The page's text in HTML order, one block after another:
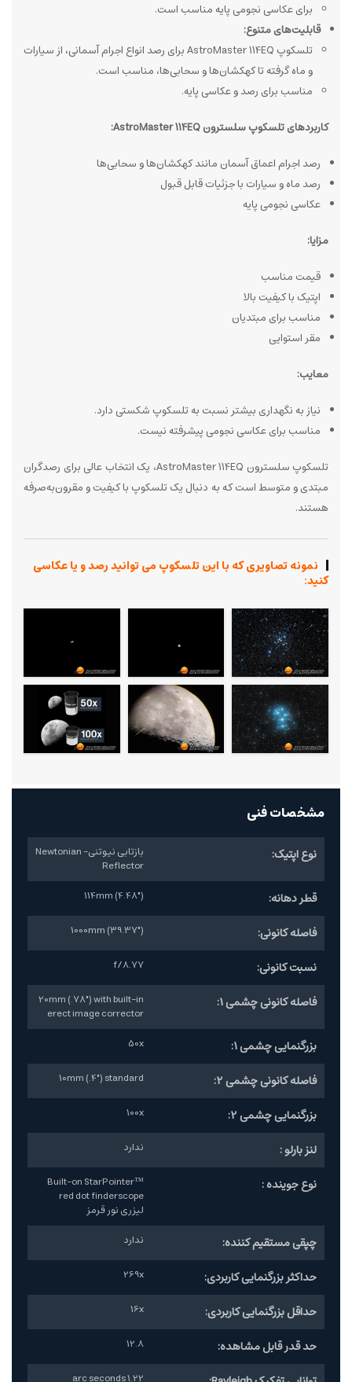
برای عکاسی نجومی پایه مناسب است.
قابلیت‌های متنوع:
تلسکوپ AstroMaster 114EQ برای رصد انواع اجرام آسمانی، از سیارات
و ماه گرفته تا کهکشان‌ها و سحابی‌ها، مناسب است.
مناسب برای رصد و عکاسی پایه.
کاربردهای تلسکوپ سلسترون AstroMaster 114EQ:
رصد اجرام اعماق آسمان مانند کهکشان‌ها و سحابی‌ها
رصد ماه و سیارات با جزئیات قابل قبول
عکاسی نجومی پایه
مزایا:
قیمت مناسب
اپتیک با کیفیت بالا
مناسب برای مبتدیان
مقر استوایی
معایب:
نیاز به نگهداری بیشتر نسبت به تلسکوپ شکستی دارد.
مناسب برای عکاسی نجومی پیشرفته نیست.
تلسکوپ سلسترون AstroMaster 114EQ، یک انتخاب عالی برای رصدگران
مبتدی و متوسط است که به دنبال یک تلسکوپ با کیفیت و مقرون‌به‌صرفه
هستند.
نمونه تصاویری که با این تلسکوپ می توانید رصد و یا عکاسی
کنید:
مشخصات فنی
نوع اپتیک:
بازتابی نیوتنی- Newtonian
Reflector
قطر دهانه: 114mm (4.48")
فاصله کانونی: 1000mm (39.37")
نسبت کانونی: f/8.77
فاصله کانونی چشمی 1:
20mm (.78") with built-in
erect image corrector
بزرگنمایی چشمی 1: 50x
فاصله کانونی چشمی 2: 10mm (.4") standard
بزرگنمایی چشمی 2: 100x
لنز بارلو : ندارد
نوع جوینده :
Built-on StarPointer™
red dot finderscope
لیزری نور قرمز
چپقی مستقیم کننده: ندارد
حداکثر بزرگنمایی کاربردی: 269x
حداقل بزرگنمایی کاربردی: 16x
حد قدر قابل مشاهده: 12.8
1.22 arc seconds